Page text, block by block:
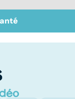
du Nil
: ce qu’il